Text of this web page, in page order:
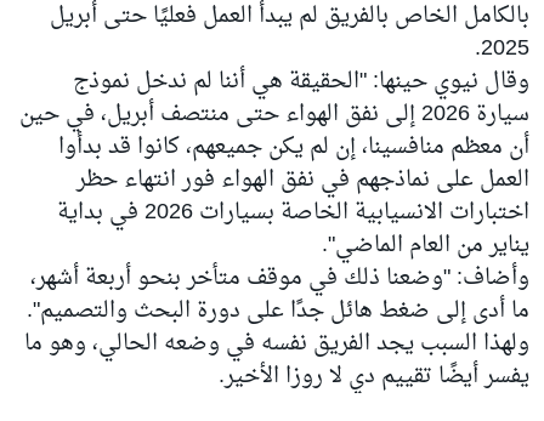
بالكامل الخاص بالفريق لم يبدأ العمل فعليًا حتى أبريل
2025.
وقال نيوي حينها: "الحقيقة هي أننا لم ندخل نموذج
سيارة 2026 إلى نفق الهواء حتى منتصف أبريل، في حين
أن معظم منافسينا، إن لم يكن جميعهم، كانوا قد بدأوا
العمل على نماذجهم في نفق الهواء فور انتهاء حظر
اختبارات الانسيابية الخاصة بسيارات 2026 في بداية
يناير من العام الماضي".
وأضاف: "وضعنا ذلك في موقف متأخر بنحو أربعة أشهر،
ما أدى إلى ضغط هائل جدًا على دورة البحث والتصميم".
ولهذا السبب يجد الفريق نفسه في وضعه الحالي، وهو ما
يفسر أيضًا تقييم دي لا روزا الأخير.